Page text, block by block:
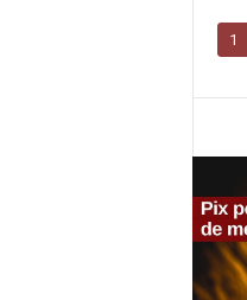
1